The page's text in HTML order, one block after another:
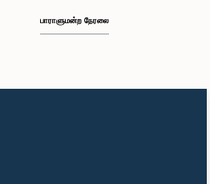
பாராளுமன்ற நேரலை